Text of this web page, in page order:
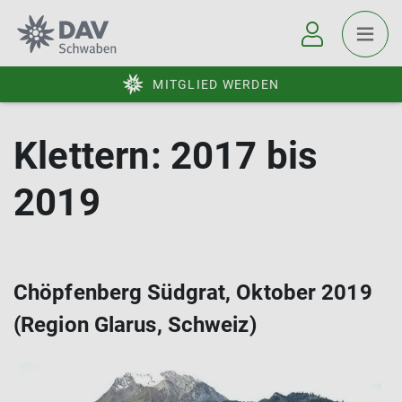
MITGLIED WERDEN
Klettern: 2017 bis
2019
Chöpfenberg Südgrat, Oktober 2019
(Region Glarus, Schweiz)